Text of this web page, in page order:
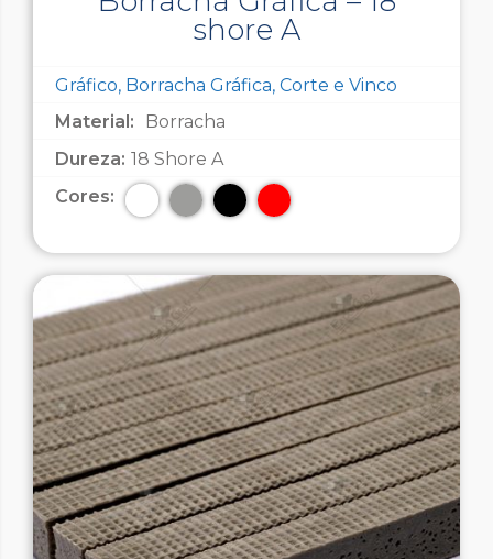
shore A
Gráfico, Borracha Gráfica, Corte e Vinco
Material:
Borracha
Dureza: 18 Shore A
Cores: